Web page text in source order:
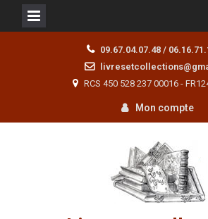
09.67.04.07.48 /
RCS 450 528 237 00016 -
Mon compte